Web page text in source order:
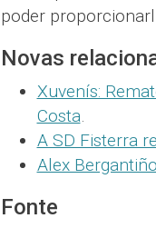
poder
Novas
Xuvenís:
Costa.
A SD Fisterra
Alex
Fonte